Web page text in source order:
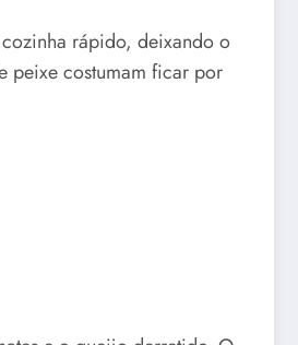
rápido, deixando o
peixe costumam ficar por